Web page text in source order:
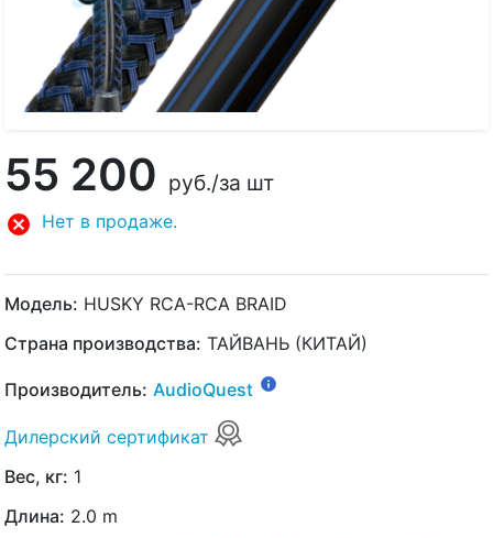
55 200 руб./за шт
Нет в продаже.
Модель: HUSKY RCA-RCA BRAID
Страна производства: ТАЙВАНЬ (КИТАЙ)
Производитель: AudioQuest
Дилерский сертификат
Вес, кг: 1
Длина: 2.0 m